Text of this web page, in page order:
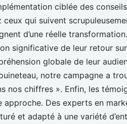
ciblée des
qui suivent
d’une réelle
significative de leur retour
globale de leur
notre campagne a
nos chiffres ». Enfin, les
Des experts en
et adapté à une variété